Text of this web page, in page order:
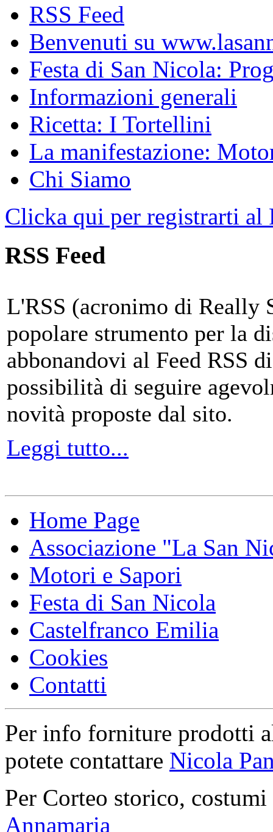
RSS Feed
Benvenuti su
Festa di San Nicola:
Informazioni generali
Ricetta: I Tortellini
La manifestazione:
Chi Siamo
Clicka qui per registrarti al
RSS Feed
L'RSS (acronimo di Really
popolare strumento per la
abbonandovi al Feed RSS
possibilità di seguire
novità proposte dal sito.
Leggi tutto...
Home Page
Associazione "La San
Motori e Sapori
Festa di San Nicola
Castelfranco Emilia
Cookies
Contatti
Per info forniture prodotti
potete contattare Nicola
Per Corteo storico,
Annamaria